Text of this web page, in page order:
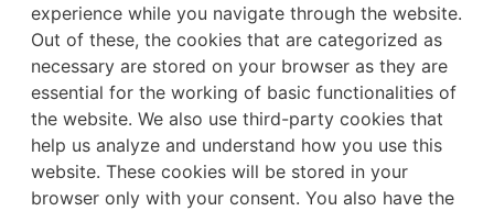
experience while you navigate through the website.
Out of these, the cookies that are categorized as
necessary are stored on your browser as they are
essential for the working of basic functionalities of
the website. We also use third-party cookies that
help us analyze and understand how you use this
website. These cookies will be stored in your
browser only with your consent. You also have the